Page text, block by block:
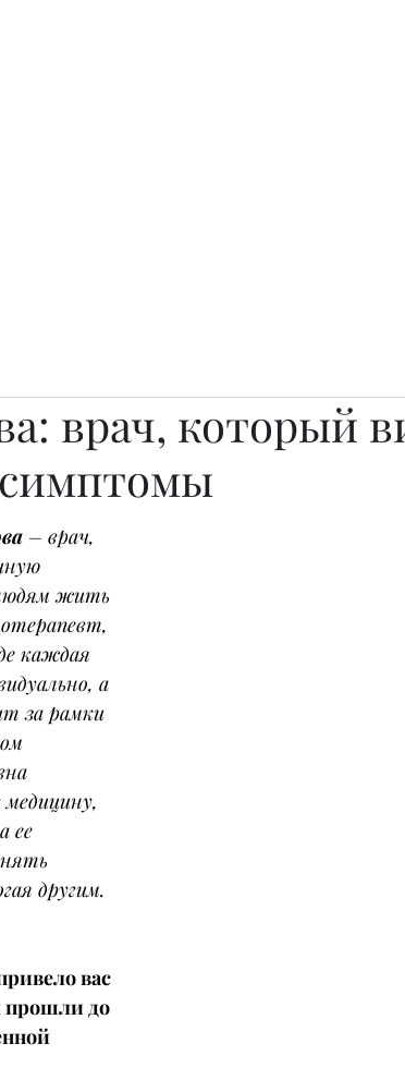
врач, который
– врач,
жить
каждая
а
за рамки
ее
другим.
вас
прошли до